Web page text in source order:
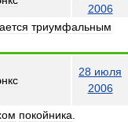
2006
триумфальным
28 июля
2006
покойника